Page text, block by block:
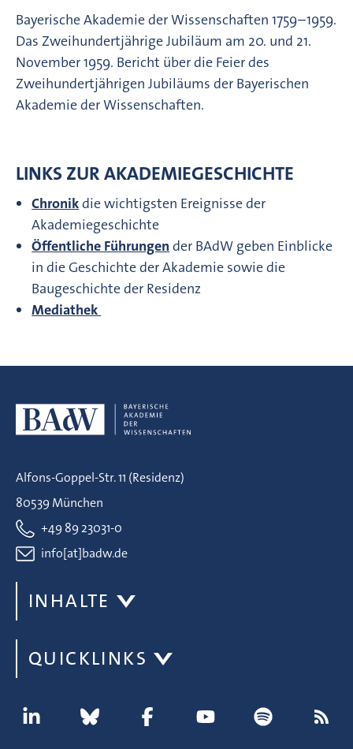
Bayerische Akademie der Wissenschaften 1759–1959.
Das Zweihundertjährige Jubiläum am 20. und 21.
November 1959. Bericht über die Feier des
Zweihundertjährigen Jubiläums der Bayerischen
Akademie der Wissenschaften.
LINKS ZUR AKADEMIEGESCHICHTE
Chronikdie wichtigsten Ereignisse der
Akademiegeschichte
Öffentliche Führungen der BAdW geben Einblicke
in die Geschichte der Akademie sowie die
Baugeschichte der Residenz
Mediathek
Alfons-Goppel-Str. 11 (Residenz)
80539 München
+49 89 23031-0
info[at]badw.de
INHALTE
QUICKLINKS